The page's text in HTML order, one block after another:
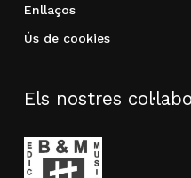
Enllaços
Ús de cookies
Els nostres